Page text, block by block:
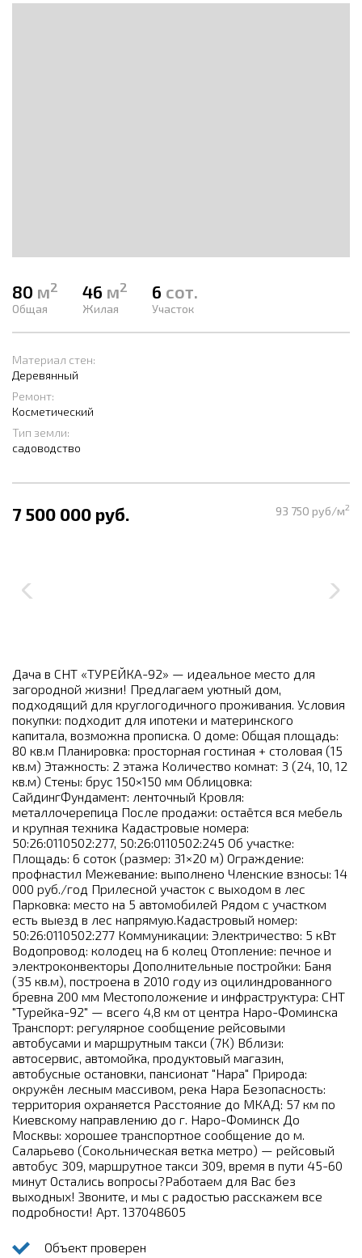
80 м2
Общая
46 м2
Жилая
6 сот.
Участок
Материал стен:
Деревянный
Ремонт:
Косметический
Тип земли:
садоводство
7 500 000 руб. 93 750 руб/м2
Дача в СНТ «ТУРЕЙКА-92» — идеальное место для
загородной жизни! Предлагаем уютный дом,
подходящий для круглогодичного проживания. Условия
покупки: подходит для ипотеки и материнского
капитала, возможна прописка. О доме: Общая площадь:
80 кв.м Планировка: просторная гостиная + столовая (15
кв.м) Этажность: 2 этажа Количество комнат: 3 (24, 10, 12
кв.м) Стены: брус 150×150 мм Облицовка:
СайдингФундамент: ленточный Кровля:
металлочерепица После продажи: остаётся вся мебель
и крупная техника Кадастровые номера:
50:26:0110502:277, 50:26:0110502:245 Об участке:
Площадь: 6 соток (размер: 31×20 м) Ограждение:
профнастил Межевание: выполнено Членские взносы: 14
000 руб./год Прилесной участок с выходом в лес
Парковка: место на 5 автомобилей Рядом с участком
есть выезд в лес напрямую.Кадастровый номер:
50:26:0110502:277 Коммуникации: Электричество: 5 кВт
Водопровод: колодец на 6 колец Отопление: печное и
электроконвекторы Дополнительные постройки: Баня
(35 кв.м), построена в 2010 году из оцилиндрованного
бревна 200 мм Местоположение и инфраструктура: СНТ
"Турейка-92" — всего 4,8 км от центра Наро-Фоминска
Транспорт: регулярное сообщение рейсовыми
автобусами и маршрутным такси (7К) Вблизи:
автосервис, автомойка, продуктовый магазин,
автобусные остановки, пансионат "Нара" Природа:
окружён лесным массивом, река Нара Безопасность:
территория охраняется Расстояние до МКАД: 57 км по
Киевскому направлению до г. Наро-Фоминск До
Москвы: хорошее транспортное сообщение до м.
Саларьево (Сокольническая ветка метро) — рейсовый
автобус 309, маршрутное такси 309, время в пути 45-60
минут Остались вопросы?Работаем для Вас без
выходных! Звоните, и мы с радостью расскажем все
подробности! Арт. 137048605
Объект проверен